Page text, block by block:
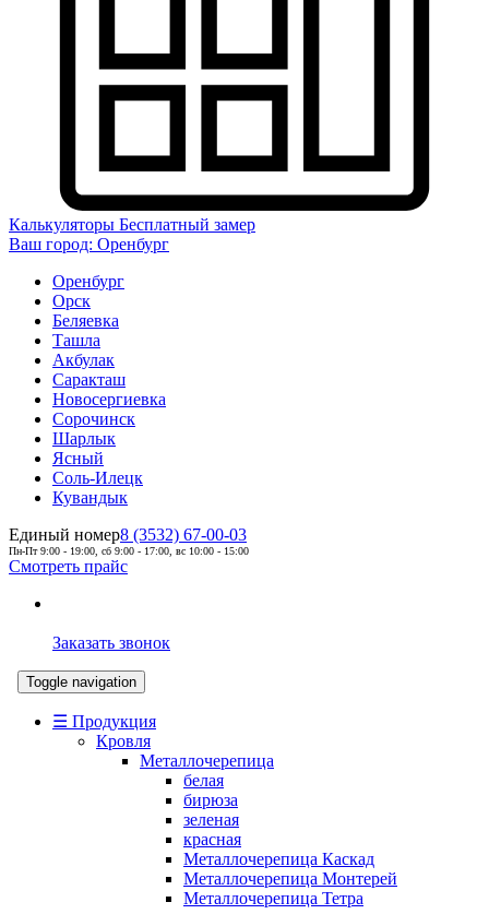
Калькуляторы Бесплатный замер
Ваш город: Оренбург
Оренбург
Орск
Беляевка
Ташла
Акбулак
Саракташ
Новосергиевка
Сорочинск
Шарлык
Ясный
Соль-Илецк
Кувандык
Единый номер8 (3532) 67-00-03
Пн-Пт 9:00 - 19:00, сб 9:00 - 17:00, вс 10:00 - 15:00
Смотреть прайс
Заказать звонок
Toggle navigation
☰ Продукция
Кровля
Металлочерепица
белая
бирюза
зеленая
красная
Металлочерепица Каскад
Металлочерепица Монтерей
Металлочерепица Тетра